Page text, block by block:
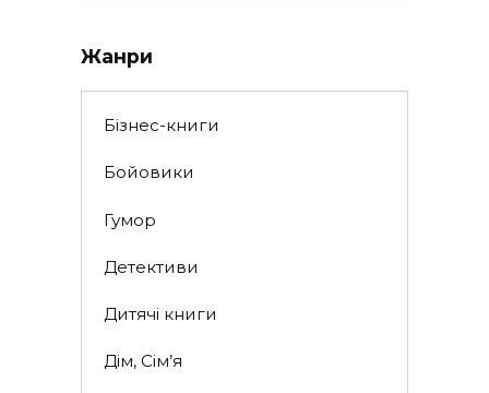
Жанри
Бізнес-книги
Бойовики
Гумор
Детективи
Дитячі книги
Дім, Сім’я